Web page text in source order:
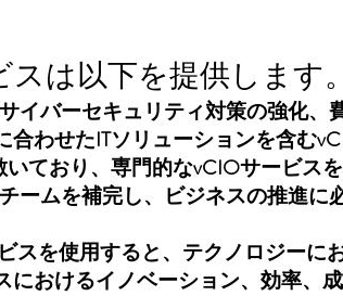
スは以下を提供します。
イバーセキュリティ対策の強化、
わせたITソリューションを含む
ており、専門的なvCIOサービス
ームを補完し、ビジネスの推進に
スを使用すると、テクノロジーに
おけるイノベーション、効率、成